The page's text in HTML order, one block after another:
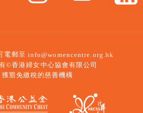
電郵至 info@womencentre.org.hk
©香港婦女中心協會有限公司
獲豁免繳稅的慈善機構